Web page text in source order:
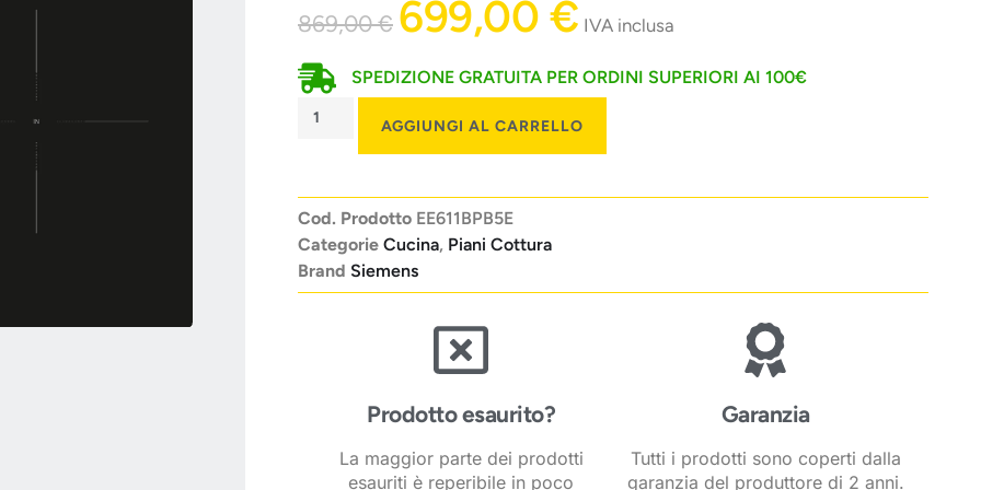
869,00€ 699,00 € IVA inclusa
SPEDIZIONE GRATUITA PER ORDINI SUPERIORI AI 100€
AGGIUNGI AL CARRELLO
Cod. Prodotto EE611BPB5E
Categorie Cucina, Piani Cottura
Brand Siemens
Prodotto esaurito?
La maggior parte dei prodotti
esauriti è reperibile in poco
Garanzia
Tutti i prodotti sono coperti dalla
garanzia del produttore di 2 anni.